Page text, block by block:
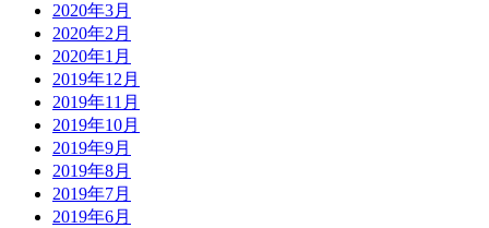
2020年3月
2020年2月
2020年1月
2019年12月
2019年11月
2019年10月
2019年9月
2019年8月
2019年7月
2019年6月